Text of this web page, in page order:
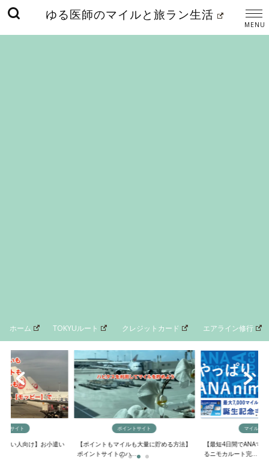
ゆる医師のマイルと旅ラン生活
ホーム TOKYUルート クレジットカード エアライン修行
トサイト
しい人向け】お小遣い
ポイントサイト
【ポイントもマイルも大量に貯める方法】
ポイントサイトのハ...
マイルの
【最短4日間でANAマ
るニモカルート完...